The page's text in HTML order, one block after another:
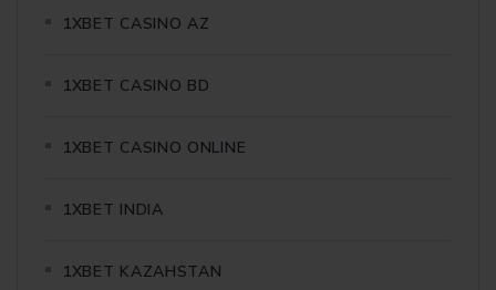
1XBET CASINO AZ
1XBET CASINO BD
1XBET CASINO ONLINE
1XBET INDIA
1XBET KAZAHSTAN